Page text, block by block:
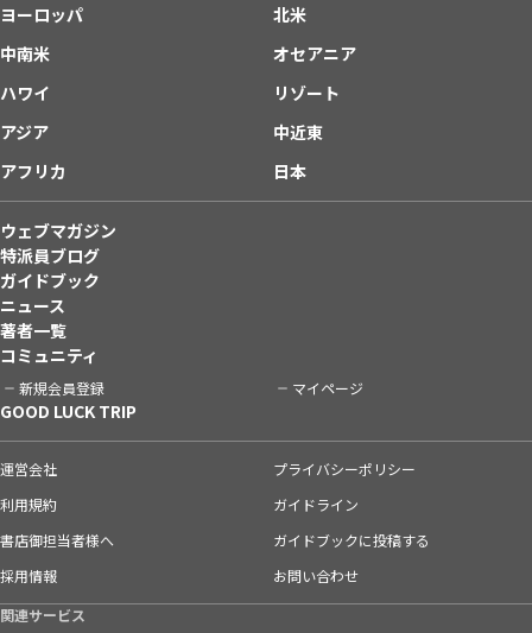
ヨーロッパ
北米
中南米
オセアニア
ハワイ
リゾート
アジア
中近東
アフリカ
日本
ウェブマガジン
特派員ブログ
ガイドブック
ニュース
著者一覧
コミュニティ
新規会員登録 マイページ
GOOD LUCK TRIP
運営会社
プライバシーポリシー
利用規約
ガイドライン
書店御担当者様へ
ガイドブックに投稿する
採用情報
お問い合わせ
関連サービス